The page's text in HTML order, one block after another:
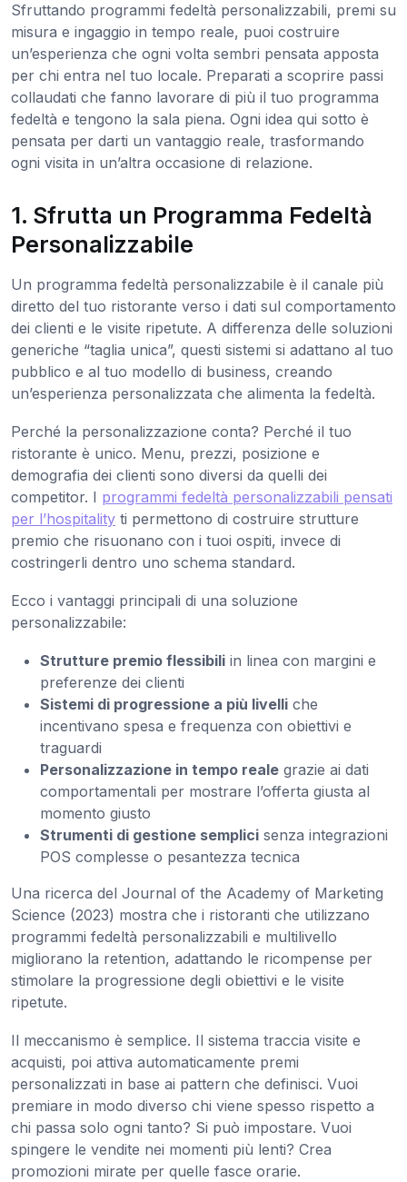
Sfruttando programmi fedeltà personalizzabili, premi su
misura e ingaggio in tempo reale, puoi costruire
un’esperienza che ogni volta sembri pensata apposta
per chi entra nel tuo locale. Preparati a scoprire passi
collaudati che fanno lavorare di più il tuo programma
fedeltà e tengono la sala piena. Ogni idea qui sotto è
pensata per darti un vantaggio reale, trasformando
ogni visita in un’altra occasione di relazione.
1. Sfrutta un Programma Fedeltà
Personalizzabile
Un programma fedeltà personalizzabile è il canale più
diretto del tuo ristorante verso i dati sul comportamento
dei clienti e le visite ripetute. A differenza delle soluzioni
generiche “taglia unica”, questi sistemi si adattano al tuo
pubblico e al tuo modello di business, creando
un’esperienza personalizzata che alimenta la fedeltà.
Perché la personalizzazione conta? Perché il tuo
ristorante è unico. Menu, prezzi, posizione e
demografia dei clienti sono diversi da quelli dei
competitor. I programmi fedeltà personalizzabili pensati
per l’hospitality ti permettono di costruire strutture
premio che risuonano con i tuoi ospiti, invece di
costringerli dentro uno schema standard.
Ecco i vantaggi principali di una soluzione
personalizzabile:
Strutture premio flessibili in linea con margini e
preferenze dei clienti
Sistemi di progressione a più livelli che
incentivano spesa e frequenza con obiettivi e
traguardi
Personalizzazione in tempo reale grazie ai dati
comportamentali per mostrare l’offerta giusta al
momento giusto
Strumenti di gestione semplici senza integrazioni
POS complesse o pesantezza tecnica
Una ricerca del Journal of the Academy of Marketing
Science (2023) mostra che i ristoranti che utilizzano
programmi fedeltà personalizzabili e multilivello
migliorano la retention, adattando le ricompense per
stimolare la progressione degli obiettivi e le visite
ripetute.
Il meccanismo è semplice. Il sistema traccia visite e
acquisti, poi attiva automaticamente premi
personalizzati in base ai pattern che definisci. Vuoi
premiare in modo diverso chi viene spesso rispetto a
chi passa solo ogni tanto? Si può impostare. Vuoi
spingere le vendite nei momenti più lenti? Crea
promozioni mirate per quelle fasce orarie.